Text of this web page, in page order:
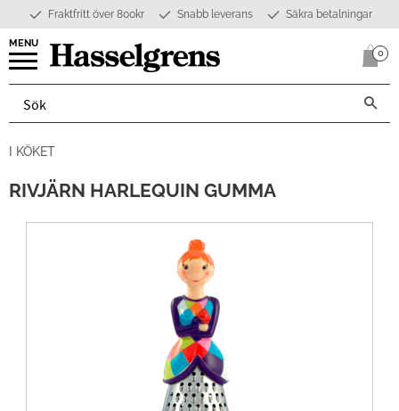
Meny
Fraktfritt över 800kr Snabb leverans Säkra betalningar
0
I KÖKET
RIVJÄRN HARLEQUIN GUMMA